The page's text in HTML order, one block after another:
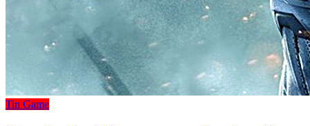
Tin Game